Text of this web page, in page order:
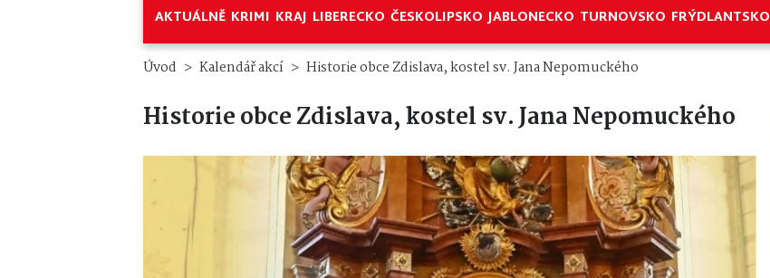
AKTUÁLNĚ KRIMI KRAJ LIBERECKO ČESKOLIPSKO JABLONECKO TURNOVSKO FRÝDLANTSKO
Úvod Kalendář akcí Historie obce Zdislava, kostel sv. Jana Nepomuckého
Historie obce Zdislava, kostel sv. Jana Nepomuckého